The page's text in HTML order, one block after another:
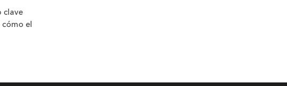
clave
el